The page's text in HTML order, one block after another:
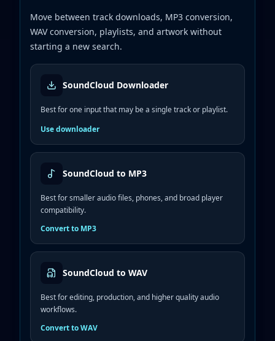
Move between track downloads, MP3 conversion,
WAV conversion, playlists, and artwork without
starting a new search.
SoundCloud Downloader
Best for one input that may be a single track or playlist.
Use downloader
SoundCloud to MP3
Best for smaller audio files, phones, and broad player
compatibility.
Convert to MP3
SoundCloud to WAV
Best for editing, production, and higher quality audio
workflows.
Convert to WAV